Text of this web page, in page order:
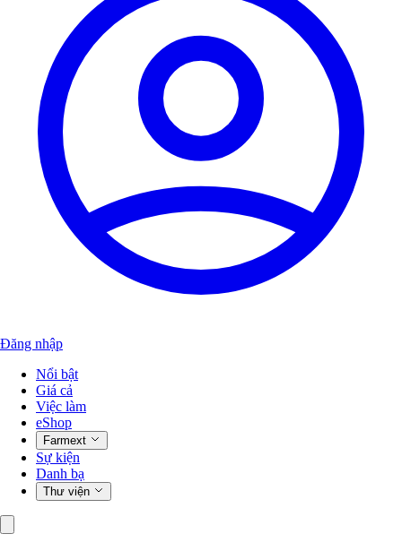
Đăng nhập
Nổi bật
Giá cả
Việc làm
eShop
Farmext
Sự kiện
Danh bạ
Thư viện